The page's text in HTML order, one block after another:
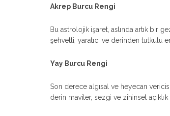
Akrep Burcu Rengi
Bu astrolojik işaret, aslında artık bir
şehvetli, yaratıcı ve derinden tutkulu
Yay Burcu Rengi
Son derece algısal ve heyecan
derin maviler, sezgi ve zihinsel